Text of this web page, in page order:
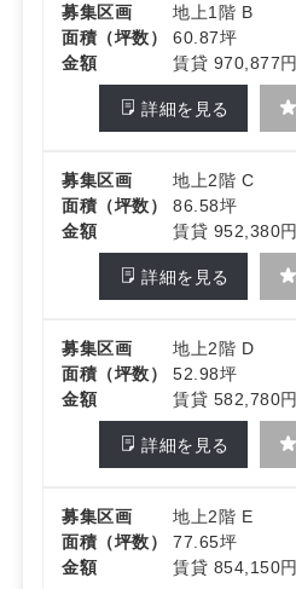
募集区画
地上1階 B
面積（坪数）
60.87坪
金額
賃貸 970,877円
詳細を見る
募集区画
地上2階 C
面積（坪数）
86.58坪
金額
賃貸 952,380円
詳細を見る
募集区画
地上2階 D
面積（坪数）
52.98坪
金額
賃貸 582,780円
詳細を見る
募集区画
地上2階 E
面積（坪数）
77.65坪
金額
賃貸 854,150円